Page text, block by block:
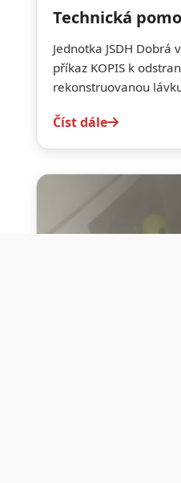
Technická
Jednotka JSDH Dobrá
příkaz KOPIS k
rekonstruovanou
Číst dále